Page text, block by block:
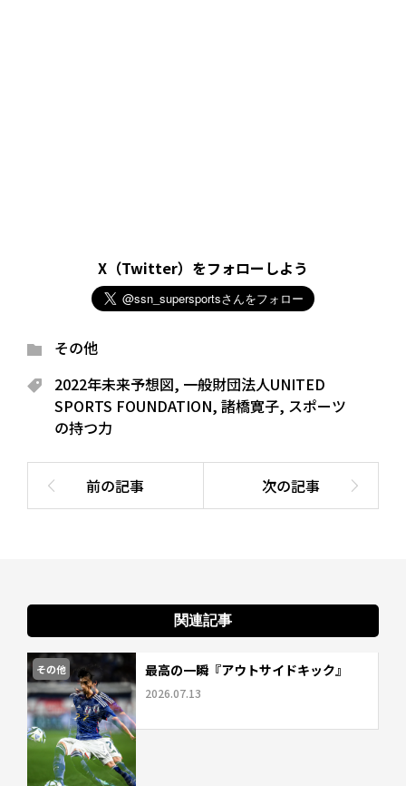
X（Twitter）をフォローしよう
その他
2022年未来予想図, 一般財団法人UNITED
SPORTS FOUNDATION, 諸橋寛子, スポーツ
の持つ力
関連記事
その他 最高の一瞬『アウトサイドキック』
2026.07.13